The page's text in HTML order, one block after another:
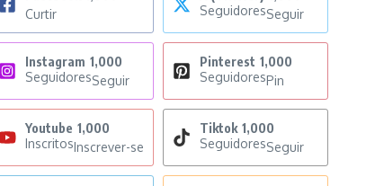
Curtir
SeguidoresSeguir
Instagram 1,000
SeguidoresSeguir
Pinterest 1,000
SeguidoresPin
Youtube 1,000
InscritosInscrever-se
Tiktok 1,000
SeguidoresSeguir